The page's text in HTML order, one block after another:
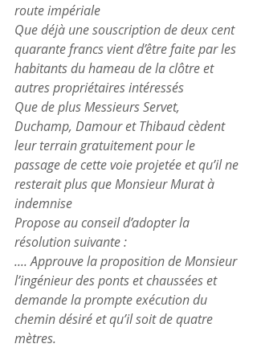
route impériale
Que déjà une souscription de deux cent
quarante francs vient d’être faite par les
habitants du hameau de la clôtre et
autres propriétaires intéressés
Que de plus Messieurs Servet,
Duchamp, Damour et Thibaud cèdent
leur terrain gratuitement pour le
passage de cette voie projetée et qu’il ne
resterait plus que Monsieur Murat à
indemnise
Propose au conseil d’adopter la
résolution suivante :
.... Approuve la proposition de Monsieur
l’ingénieur des ponts et chaussées et
demande la prompte exécution du
chemin désiré et qu’il soit de quatre
mètres.